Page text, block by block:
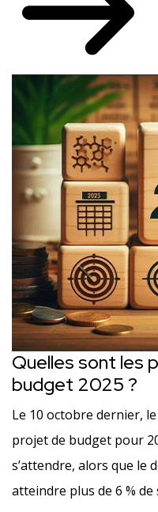
Quelles sont les
budget 2025 ?
Le 10 octobre dernier,
projet de budget pour
s’attendre, alors que le
atteindre plus de 6 % de